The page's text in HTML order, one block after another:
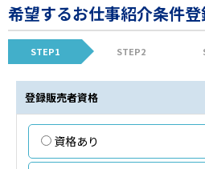
希望するお仕事紹介条件
STEP1 STEP2
登録販売者資格
資格あり